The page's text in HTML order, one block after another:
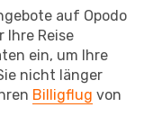
auf Opodo
Ihre Reise
ein, um Ihre
nicht länger
Billigflug von